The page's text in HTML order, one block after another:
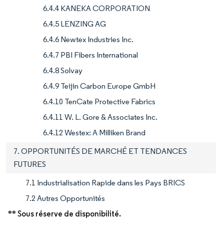
6.4.4 KANEKA CORPORATION
6.4.5 LENZING AG
6.4.6 Newtex Industries Inc.
6.4.7 PBI Fibers International
6.4.8 Solvay
6.4.9 Teijin Carbon Europe GmbH
6.4.10 TenCate Protective Fabrics
6.4.11 W. L. Gore & Associates Inc.
6.4.12 Westex: A Milliken Brand
7. OPPORTUNITÉS DE MARCHÉ ET TENDANCES
FUTURES
7.1 Industrialisation Rapide dans les Pays BRICS
7.2 Autres Opportunités
** Sous réserve de disponibilité.